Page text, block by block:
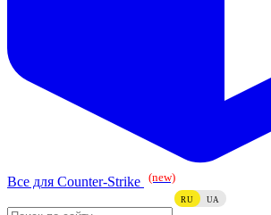
Все для Counter-Strike (new)
RU UA